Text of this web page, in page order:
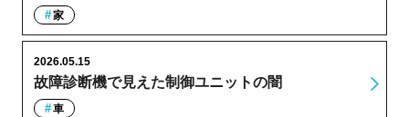
家
故障診断機で見えた制御ユニットの闇
2026.05.15
車